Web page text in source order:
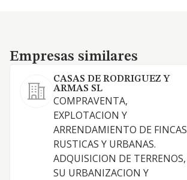
Empresas similares
Empresas similares
CASAS DE RODRIGUEZ Y
ARMAS SL
COMPRAVENTA,
EXPLOTACION Y
ARRENDAMIENTO DE FINCAS
RUSTICAS Y URBANAS.
ADQUISICION DE TERRENOS,
SU URBANIZACION Y